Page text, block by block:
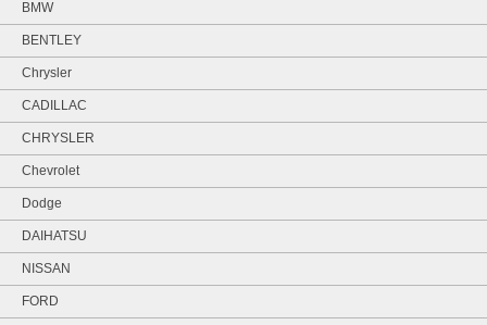
BMW
BENTLEY
Chrysler
CADILLAC
CHRYSLER
Chevrolet
Dodge
DAIHATSU
NISSAN
FORD